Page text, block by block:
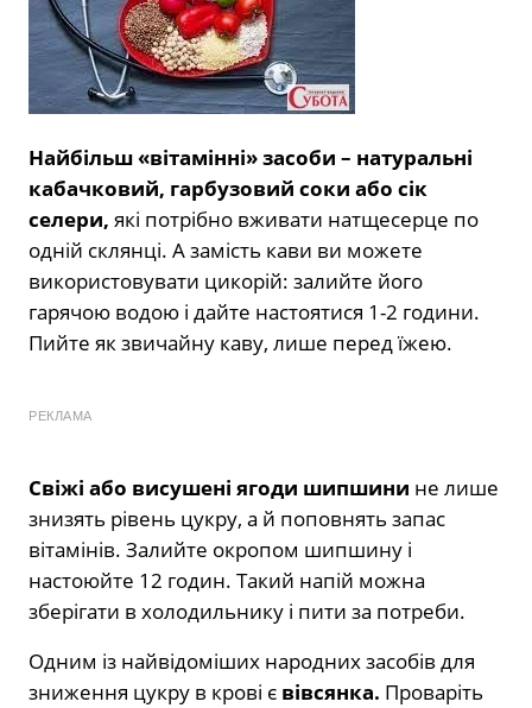
Найбільш «вітамінні» засоби – натуральні
кабачковий, гарбузовий соки або сік
селери, які потрібно вживати натщесерце по
одній склянці. А замість кави ви можете
використовувати цикорій: залийте його
гарячою водою і дайте настоятися 1-2 години.
Пийте як звичайну каву, лише перед їжею.
РЕКЛАМА
Свіжі або висушені ягоди шипшини не лише
знизять рівень цукру, а й поповнять запас
вітамінів. Залийте окропом шипшину і
настоюйте 12 годин. Такий напій можна
зберігати в холодильнику і пити за потреби.
Одним із найвідоміших народних засобів для
зниження цукру в крові є вівсянка. Проваріть